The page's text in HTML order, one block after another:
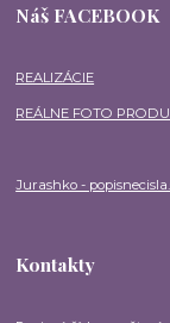
Náš FACEBOOK
REALIZÁCIE
REÁLNE FOTO
Jurashko -
Kontakty